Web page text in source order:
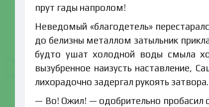
прут гады напролом!
Неведомый «благодетель»
до белизны металлом затыльник
будто ушат холодной воды смыла
вызубренное наизусть наставление,
лихорадочно задергал рукоять затвора.
— Во! Ожил! — одобрительно пробасил